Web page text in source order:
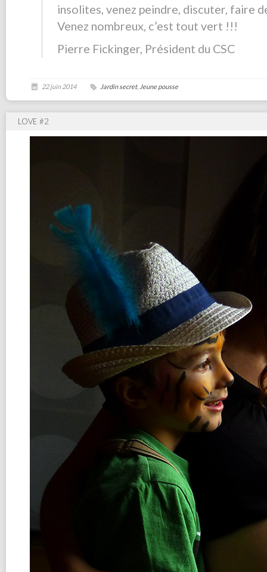
insolites, venez peindre, discuter, faire
Venez nombreux, c’est tout vert !!!
Pierre Fickinger, Président du CSC
22 juin 2014 Jardin secret, Jeune pousse
LOVE #2